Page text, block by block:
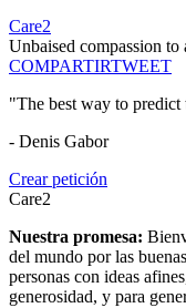
Care2
Unbaised compassion
COMPARTIRTWEET
"The best way to
- Denis Gabor
Crear petición
Care2
Nuestra promesa:
del mundo por las
personas con ideas
generosidad, y para